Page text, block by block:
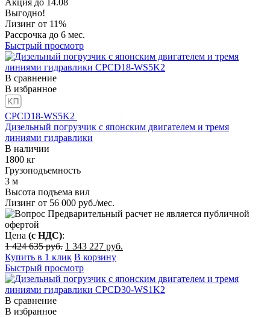
Выгодно!
Лизинг от 11%
Рассрочка до 6 мес.
Быстрый просмотр
В сравнение
В избранное
CPCD18-WS5K2
Дизельный погрузчик с японским двигателем и тремя
линиями гидравлики
В наличии
1800 кг
Грузоподъемность
3 м
Высота подъема вил
Лизинг от 56 000 руб./мес.
Предварительный расчет не является публичной
офертой
Цена (с НДС):
1 424 635руб. Первоначальная
цена
составляла
1
424
1 343 227 руб.
343
227
Купить в 1 клик В корзину
Быстрый просмотр
В сравнение
В избранное